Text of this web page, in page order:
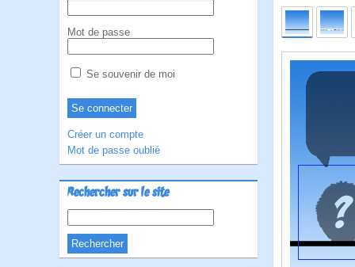
Mot de passe
Se souvenir de moi
Créer un compte
Mot de passe oublié
Rechercher sur le site